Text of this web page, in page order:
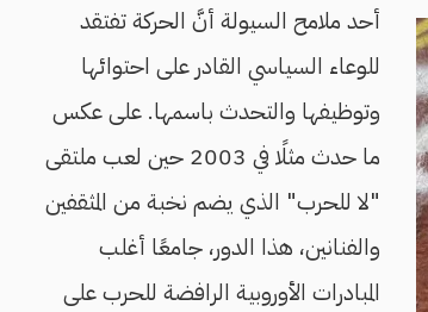
أحد ملامح السيولة أنَّ الحركة تفتقد
للوعاء السياسي القادر على احتوائها
وتوظيفها والتحدث باسمها. على عكس
ما حدث مثلًا في 2003 حين لعب ملتقى
"لا للحرب" الذي يضم نخبة من المثقفين
والفنانين، هذا الدور، جامعًا أغلب
المبادرات الأوروبية الرافضة للحرب على